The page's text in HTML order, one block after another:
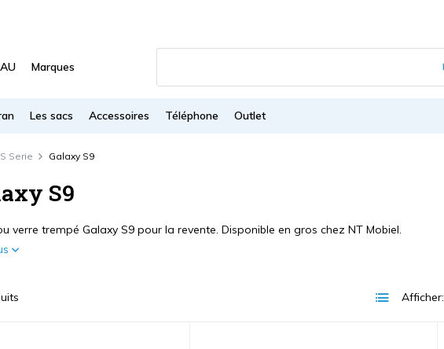
Marques
Les sacs Accessoires Téléphone Outlet
Serie Galaxy S9
S9
verre trempé Galaxy S9 pour la revente. Disponible en gros chez NT Mobiel.
Afficher: